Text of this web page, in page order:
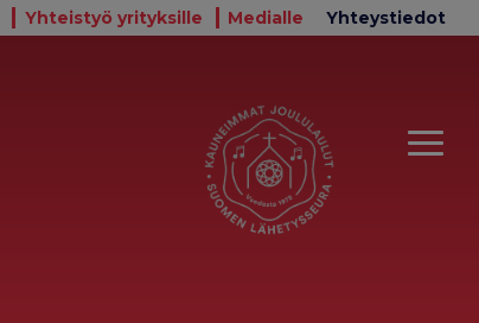
Yhteistyö yrityksille Medialle Yhteystiedot